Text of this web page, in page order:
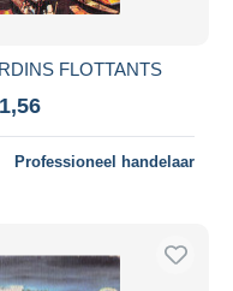
FLOTTANTS
Professioneel handelaar